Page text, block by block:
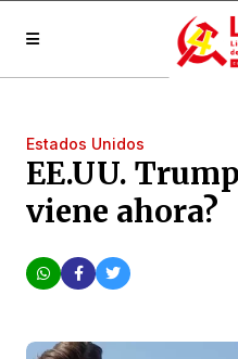
Estados Unidos
EE.UU.
viene ahora?